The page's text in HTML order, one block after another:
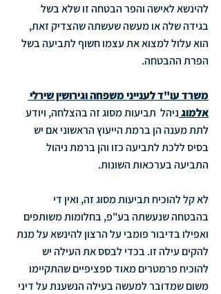
להינשא לאישה והפר הבטחה זו שלא בשל
בגידה שלה או מעשה שעשתה שהצדיק זאת,
הוא עלול למצוא את עצמו חשוף לתביעה בשל
הפרת ההבטחה.
משרד עו"ד לענייני משפחה וגירושין שירלי
אלמוג ניהל  תביעות מסוג זה בהצלחה, ויודע
לתת מענה הן ברמת הייעוץ הראשוני אם יש
בסיס ללכת לתביעה כזו והן ברמת ניהול
התביעה בערכאות השונות.
לא קל להוכיח תביעות מסוג זה, ואין די
בהבטחה שנעשתה בע"פ, בחלומות משותפים
ואפילו בדיבור פומבי על הרצון להינשא על מנת
להקים עילה זו. בכדי לבסס את העילה יש
להוכיח פרמטרים מאוד ספציפיים שהתקיימו
משום שמדובר למעשה בעילה הנשענת על דיני